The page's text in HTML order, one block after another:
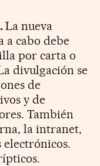
La nueva
a cabo debe
por carta o
divulgación se
de
y de
También
la intranet,
electrónicos.